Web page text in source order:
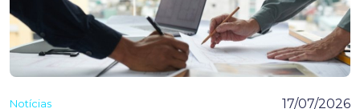
Notícias 17/07/2026